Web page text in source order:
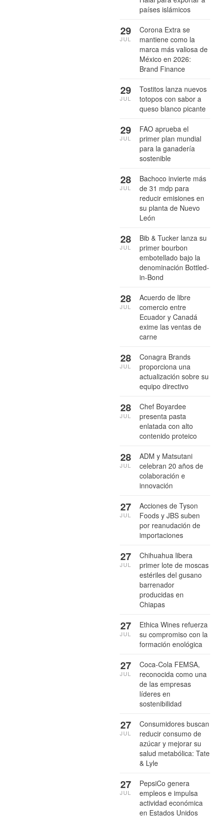
países islámicos
Corona Extra se
mantiene como la
marca más valiosa de
México en 2026:
Brand Finance
29
JUL
Tostitos lanza nuevos
totopos con sabor a
queso blanco picante
29
JUL
FAO aprueba el
primer plan mundial
para la ganadería
sostenible
29
JUL
Bachoco invierte más
de 31 mdp para
reducir emisiones en
su planta de Nuevo
León
28
JUL
Bib & Tucker lanza su
primer bourbon
embotellado bajo la
denominación Bottled-
in-Bond
28
JUL
Acuerdo de libre
comercio entre
Ecuador y Canadá
exime las ventas de
carne
28
JUL
Conagra Brands
proporciona una
actualización sobre su
equipo directivo
28
JUL
Chef Boyardee
presenta pasta
enlatada con alto
contenido proteico
28
JUL
ADM y Matsutani
celebran 20 años de
colaboración e
innovación
28
JUL
Acciones de Tyson
Foods y JBS suben
por reanudación de
importaciones
27
JUL
Chihuahua libera
primer lote de moscas
estériles del gusano
barrenador
producidas en
Chiapas
27
JUL
Ethica Wines refuerza
su compromiso con la
formación enológica
27
JUL
Coca-Cola FEMSA,
reconocida como una
de las empresas
líderes en
sostenibilidad
27
JUL
Consumidores buscan
reducir consumo de
azúcar y mejorar su
salud metabólica: Tate
& Lyle
27
JUL
PepsiCo genera
empleos e impulsa
actividad económica
en Estados Unidos
27
JUL